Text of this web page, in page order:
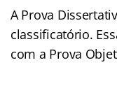
A Prova
classificatório.
com a Prova